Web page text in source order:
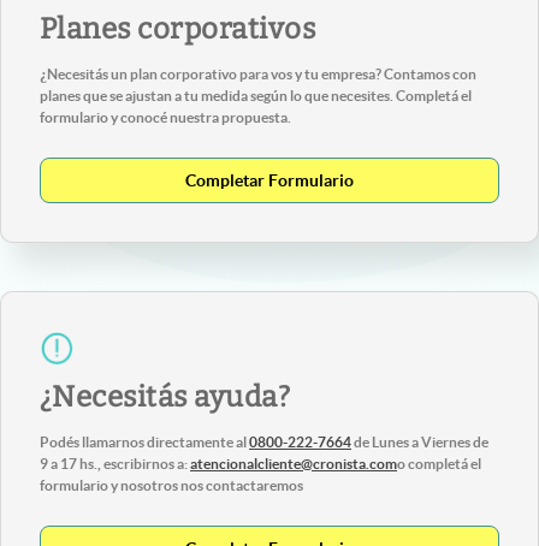
Planes corporativos
¿Necesitás un plan corporativo para vos y tu empresa? Contamos con
planes que se ajustan a tu medida según lo que necesites. Completá el
formulario y conocé nuestra propuesta.
Completar Formulario
¿Necesitás ayuda?
Podés llamarnos directamente al 0800-222-7664de Lunes a Viernes de
9 a 17 hs., escribirnos a:atencionalcliente@cronista.como completá el
formulario y nosotros nos contactaremos